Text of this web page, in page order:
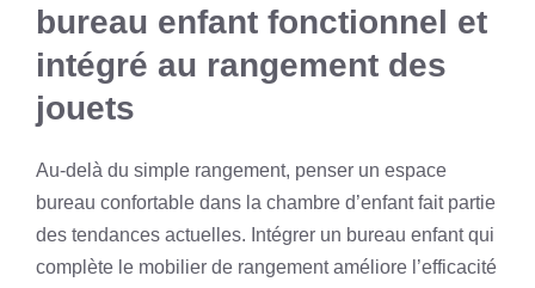
bureau enfant fonctionnel et
intégré au rangement des
jouets
Au-delà du simple rangement, penser un espace
bureau confortable dans la chambre d’enfant fait partie
des tendances actuelles. Intégrer un bureau enfant qui
complète le mobilier de rangement améliore l’efficacité